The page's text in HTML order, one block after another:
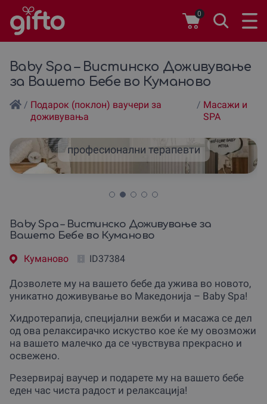
0
Baby Spa – Вистинско Доживување
за Вашето Бебе во Куманово
/ Подарок (поклон) ваучери за
доживувања
/ Масажи и
SPA
професионални терапевти
Baby Spa – Вистинско Доживување за
Вашето Бебе во Куманово
Куманово ID37384
Дозволете му на вашето бебе да ужива во новото,
уникатно доживување во Македонија – Baby Spa!
Хидротерапија, специјални вежби и масажа се дел
од ова релаксирачко искуство кое ќе му овозможи
на вашето малечко да се чувствува прекрасно и
освежено.
Резервирај ваучер и подарете му на вашето бебе
еден час чиста радост и релаксација!